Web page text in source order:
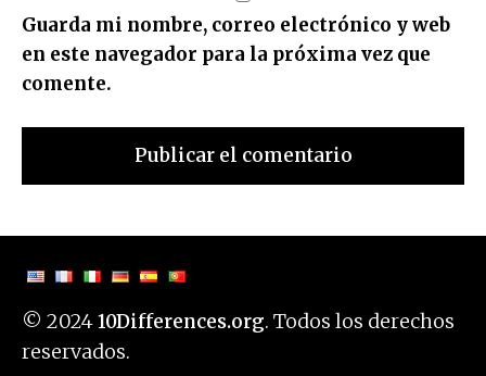
Guarda mi nombre, correo electrónico y web
en este navegador para la próxima vez que
comente.
© 202410Differences.org. Todos los derechos
reservados.